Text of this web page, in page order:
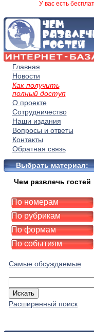
У вас есть
Главная
Новости
Как получить
полный доступ
О проекте
Сотрудничество
Наши издания
Вопросы и ответы
Контакты
Обратная связь
Выбрать материал:
Чем развлечь гостей
По номерам
По рубрикам
По формам
По событиям
Самые обсуждаемые
Расширенный поиск